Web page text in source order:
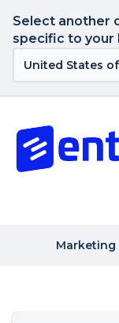
Select another
specific to your
Marketing